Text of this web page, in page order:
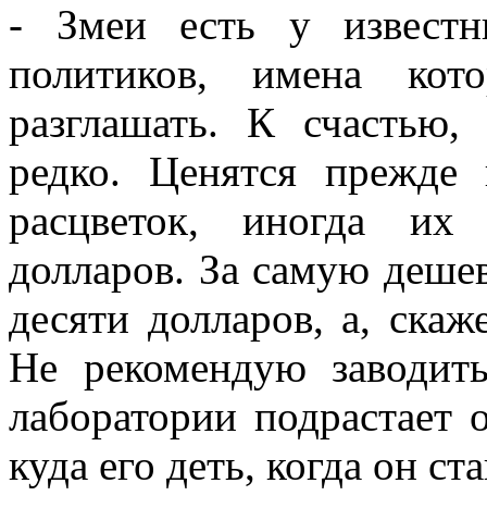
- Змеи есть у
политиков, имена
разглашать. К
редко. Ценятся прежде
расцветок, иногда их
долларов. За самую
десяти долларов, а,
Не рекомендую
лаборатории
куда его деть, когда он